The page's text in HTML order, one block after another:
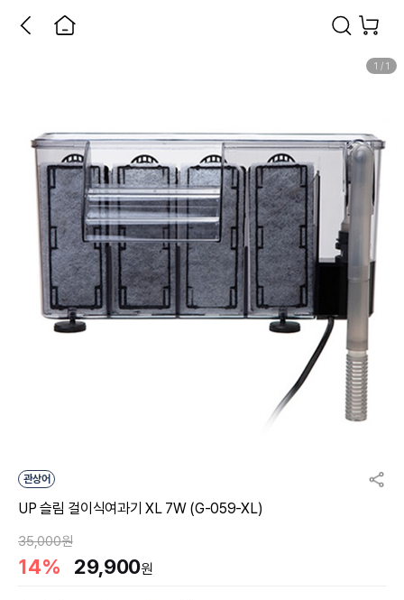
1 / 1
관상어
UP 슬림 걸이식여과기 XL 7W (G-059-XL)
35,000원
14% 29,900원